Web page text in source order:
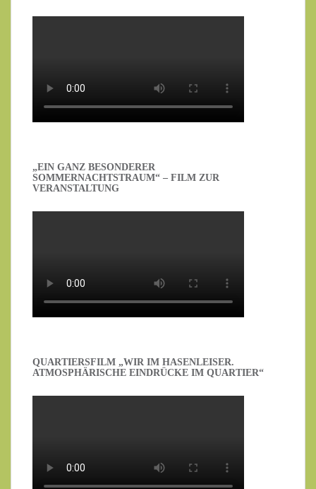
„EIN GANZ BESONDERER
SOMMERNACHTSTRAUM“ – FILM ZUR
VERANSTALTUNG
QUARTIERSFILM „WIR IM HASENLEISER.
ATMOSPHÄRISCHE EINDRÜCKE IM QUARTIER“